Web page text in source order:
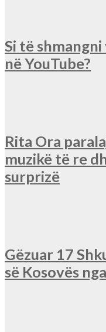
Si të
në YouTube?
Rita Ora
muzikë të re
surprizë
Gëzuar 17
së Kosovës